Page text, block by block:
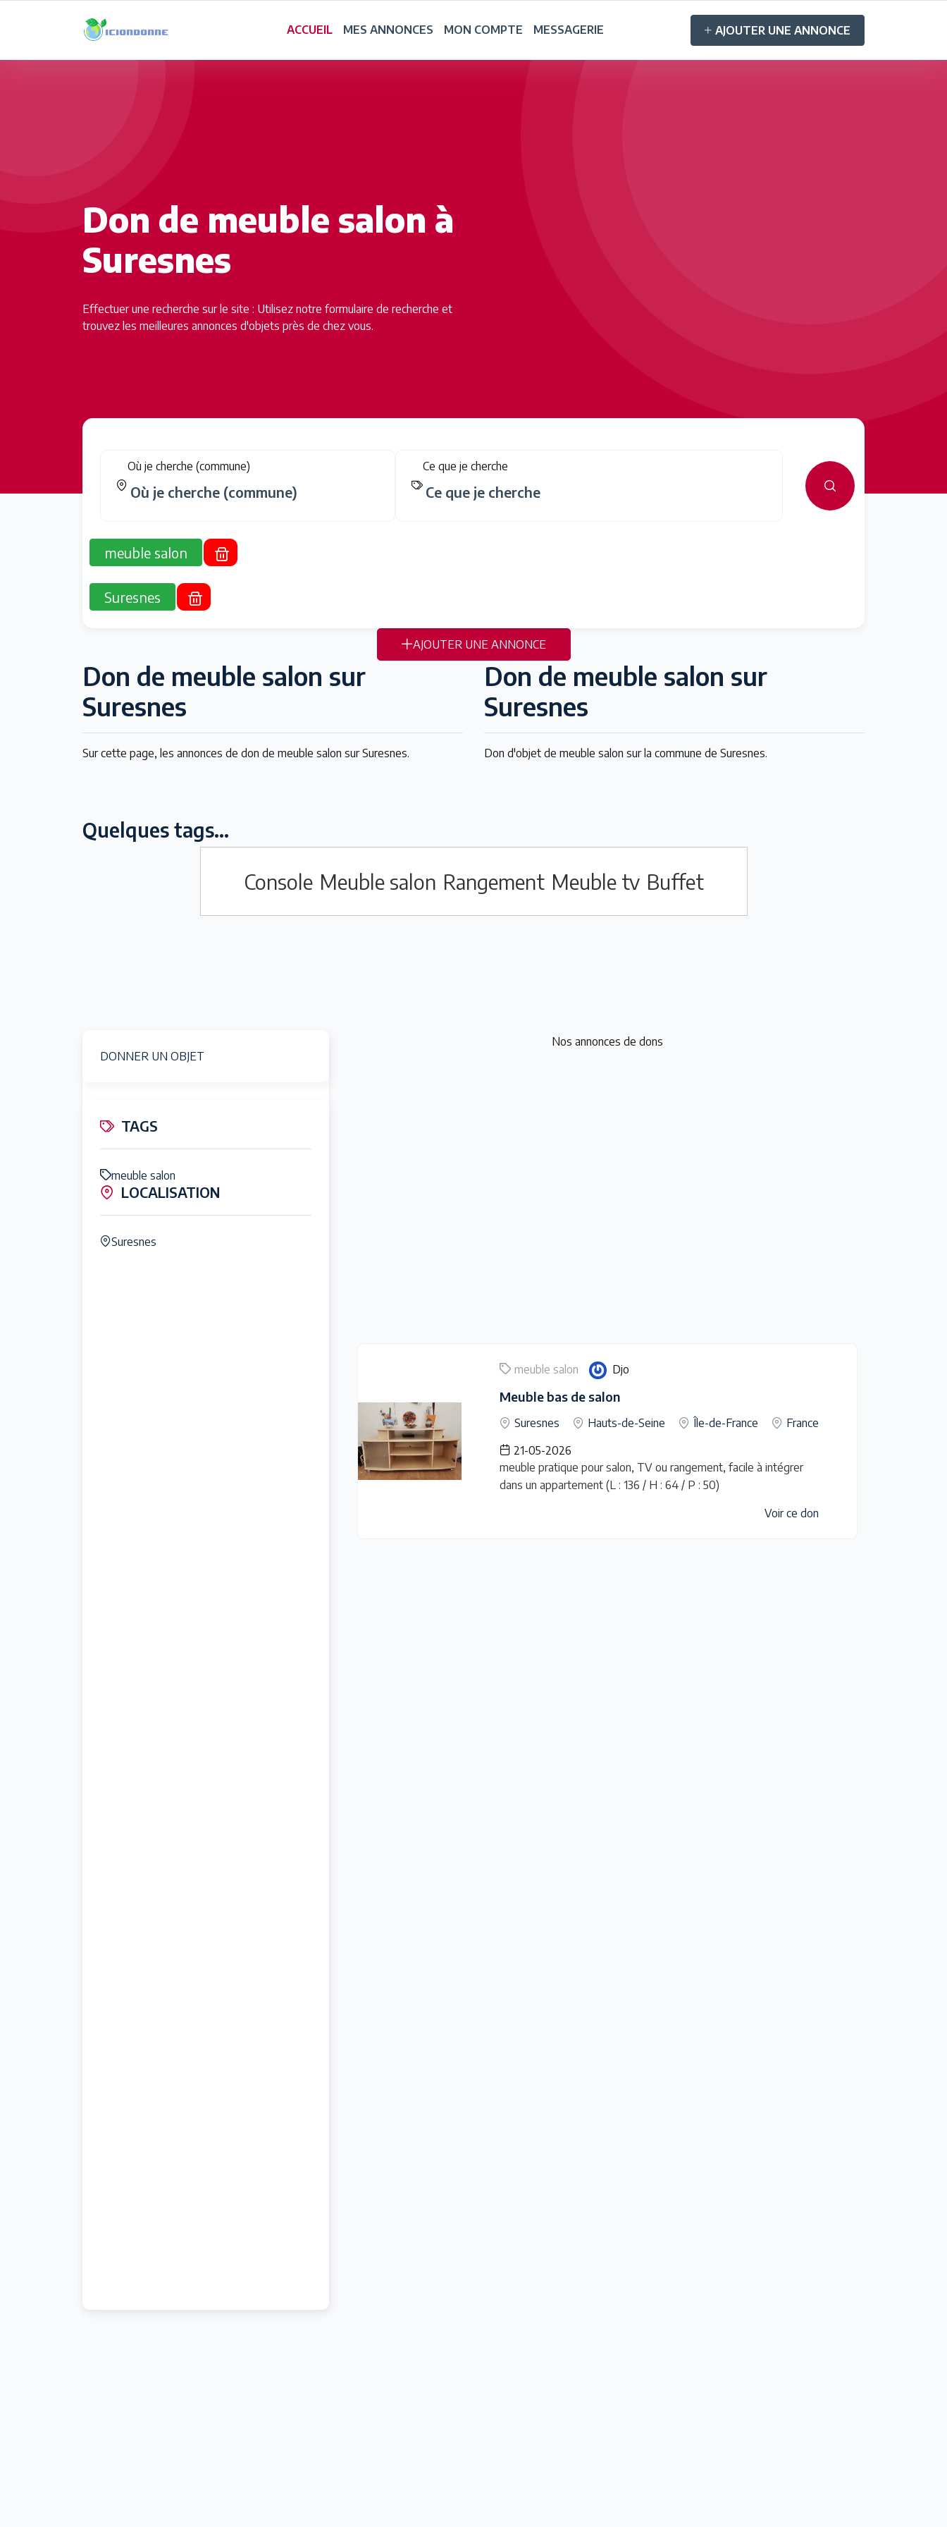
ACCUEIL MES ANNONCES MON COMPTE MESSAGERIE AJOUTER UNE ANNONCE
Don de meuble salon à
Suresnes
Effectuer une recherche sur le site : Utilisez notre formulaire de recherche et
trouvez les meilleures annonces d'objets près de chez vous.
Où je cherche (commune) Ce que je cherche
meuble salon
Suresnes
AJOUTER UNE ANNONCE
Don de meuble salon sur
Suresnes
Sur cette page, les annonces de don de meuble salon sur Suresnes.
Don de meuble salon sur
Suresnes
Don d'objet de meuble salon sur la commune de Suresnes.
Quelques tags...
Console Meuble salon Rangement Meuble tv Buffet
DONNER UN OBJET
TAGS
meuble salon
LOCALISATION
Suresnes
Nos annonces de dons
meuble salon Djo
Meuble bas de salon
Suresnes Hauts-de-Seine Île-de-France
France
21-05-2026
meuble pratique pour salon, TV ou rangement, facile à intégrer
dans un appartement (L : 136 / H : 64 / P : 50)
Voir ce don